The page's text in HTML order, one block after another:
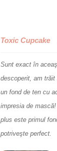
Toxic Cupcake
Sunt exact în
descoperit, am
un fond de ten cu
impresia de
plus este primul
potriveşte perfect.